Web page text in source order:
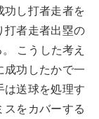
し打者走者を
打者走者出塁の
こうした考え
功したかで一
送球を処理す
をカバーする